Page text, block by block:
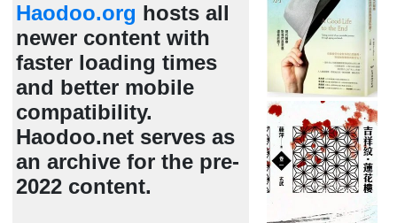
Haodoo.org hosts all
newer content with
faster loading times
and better mobile
compatibility.
Haodoo.net serves as
an archive for the pre-
2022 content.